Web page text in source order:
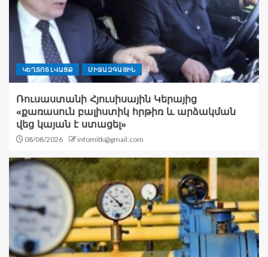
ԿԵՂՏՈՏ ԼՎԱՑՔ ՄԻՋԱԶԳԱՅԻՆ
Ռուսաստանի Հյուսիսային Կերայից
«քառասուն բալիստիկ հրթիռ և արձակման
վեց կայան է ստացել»
08/08/2026 infomitk@gmail.com